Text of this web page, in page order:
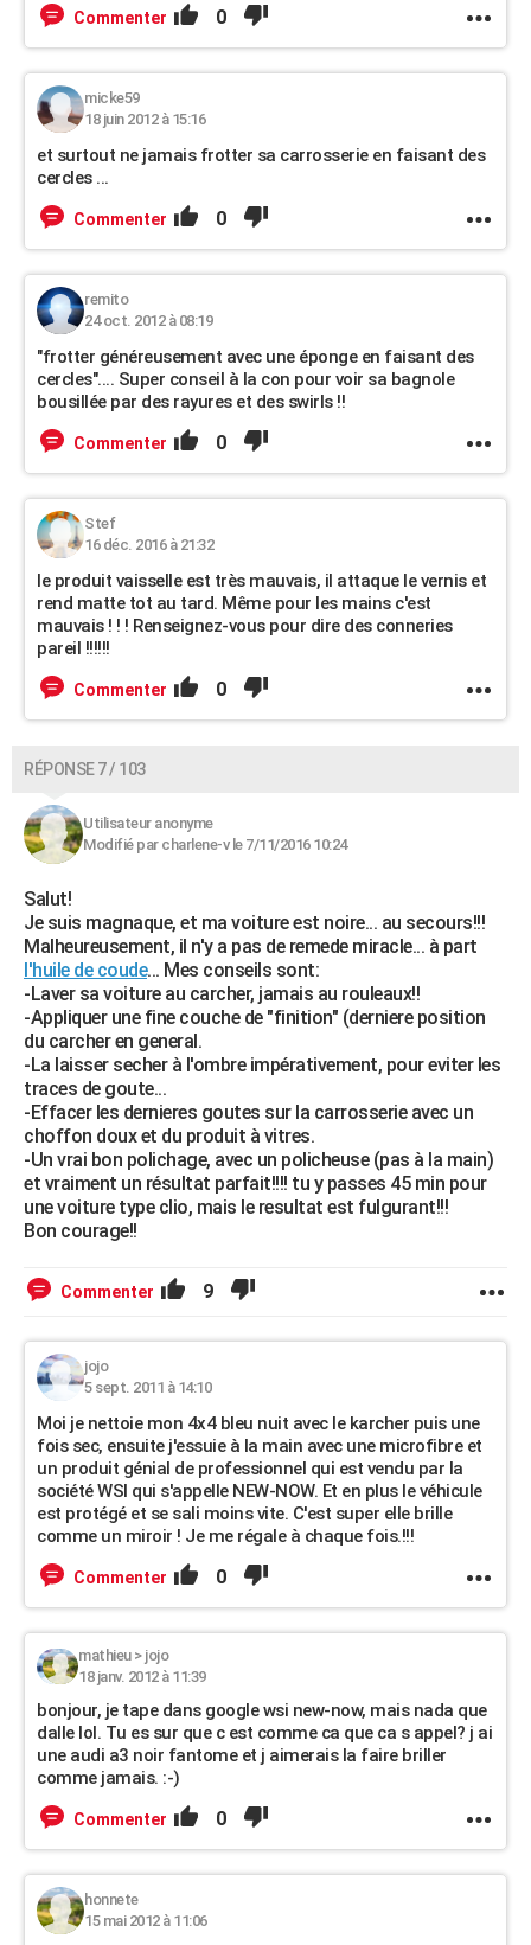
Commenter 0
micke59
18 juin 2012 à 15:16
et surtout ne jamais frotter sa carrosserie en faisant des
cercles ...
Commenter 0
remito
24 oct. 2012 à 08:19
"frotter généreusement avec une éponge en faisant des
cercles".... Super conseil à la con pour voir sa bagnole
bousillée par des rayures et des swirls !!
Commenter 0
Stef
16 déc. 2016 à 21:32
le produit vaisselle est très mauvais, il attaque le vernis et
rend matte tot au tard. Même pour les mains c'est
mauvais ! ! ! Renseignez-vous pour dire des conneries
pareil !!!!!!
Commenter 0
RÉPONSE 7 / 103
Utilisateur anonyme
Modifié par charlene-v le 7/11/2016 10:24
Salut!
Je suis magnaque, et ma voiture est noire... au secours!!!
Malheureusement, il n'y a pas de remede miracle... à part
l'huile de coude... Mes conseils sont:
-Laver sa voiture au carcher, jamais au rouleaux!!
-Appliquer une fine couche de "finition" (derniere position
du carcher en general.
-La laisser secher à l'ombre impérativement, pour eviter les
traces de goute...
-Effacer les dernieres goutes sur la carrosserie avec un
choffon doux et du produit à vitres.
-Un vrai bon polichage, avec un policheuse (pas à la main)
et vraiment un résultat parfait!!!! tu y passes 45 min pour
une voiture type clio, mais le resultat est fulgurant!!!
Bon courage!!
Commenter 9
jojo
5 sept. 2011 à 14:10
Moi je nettoie mon 4x4 bleu nuit avec le karcher puis une
fois sec, ensuite j'essuie à la main avec une microfibre et
un produit génial de professionnel qui est vendu par la
société WSI qui s'appelle NEW-NOW. Et en plus le véhicule
est protégé et se sali moins vite. C'est super elle brille
comme un miroir ! Je me régale à chaque fois.!!!
Commenter 0
mathieu> jojo
18 janv. 2012 à 11:39
bonjour, je tape dans google wsi new-now, mais nada que
dalle lol. Tu es sur que c est comme ca que ca s appel? j ai
une audi a3 noir fantome et j aimerais la faire briller
comme jamais. :-)
Commenter 0
honnete
15 mai 2012 à 11:06